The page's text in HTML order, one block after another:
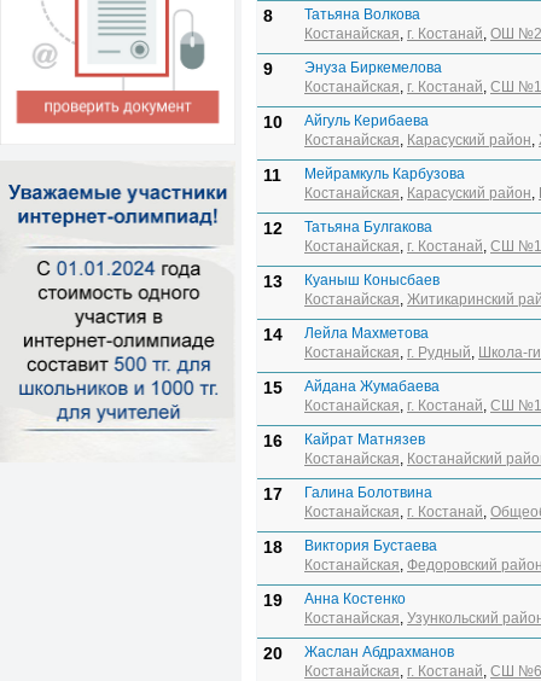
8
Татьяна Волкова
Костанайская, г. Костанай, ОШ
9
Энуза Биркемелова
Костанайская, г. Костанай, СШ
10
Айгуль Керибаева
Костанайская, Карасуский район,
11
Мейрамкуль Карбузова
Костанайская, Карасуский район,
12
Татьяна Булгакова
Костанайская, г. Костанай, СШ
13
Куаныш Конысбаев
Костанайская, Житикаринский
14
Лейла Махметова
Костанайская, г. Рудный, Школа-
15
Айдана Жумабаева
Костанайская, г. Костанай, СШ
16
Кайрат Матнязев
Костанайская, Костанайский
17
Галина Болотвина
Костанайская, г. Костанай,
18
Виктория Бустаева
Костанайская, Федоровский
19
Анна Костенко
Костанайская, Узункольский
20
Жаслан Абдрахманов
Костанайская, г. Костанай, СШ №6